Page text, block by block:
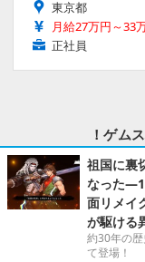
東京都
月給27万円～33
正社員
！ゲム
祖国に裏
なった
面リメイ
が駆ける
約30年の
て登場！